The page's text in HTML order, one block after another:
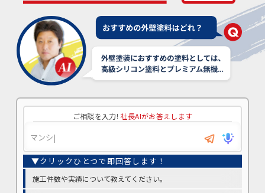
ご相談を入力! 社長AIがお答えします
施工件数や実績について教えてください。